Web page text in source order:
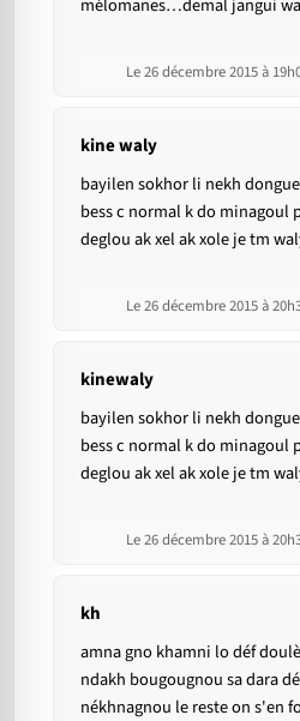
mélomanes…demal jangui
Le 26 décembre 2015 à
kine waly
bayilen sokhor li nekh
bess c normal k do minagoul
deglou ak xel ak xole je tm
Le 26 décembre 2015 à
kinewaly
bayilen sokhor li nekh
bess c normal k do minagoul
deglou ak xel ak xole je tm
Le 26 décembre 2015 à
kh
amna gno khamni lo déf
ndakh bougougnou sa dara
nékhnagnou le reste on s'en